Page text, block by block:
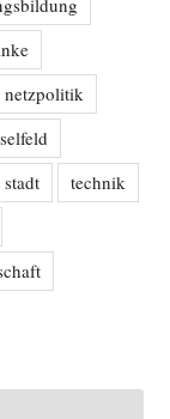
netzpolitik
stadt
technik